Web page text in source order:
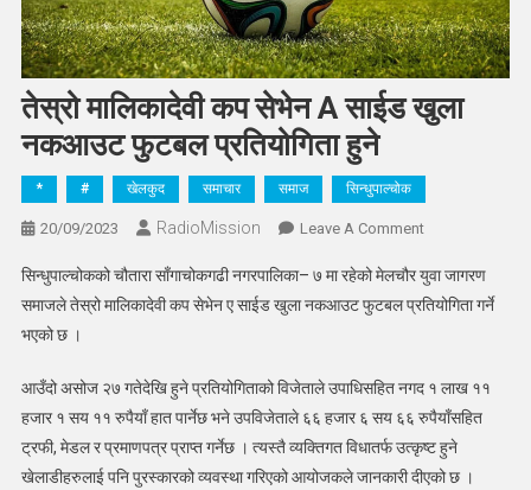
तेस्रो मालिकादेवी कप सेभेन A साईड खुला
नकआउट फुटबल प्रतियोगिता हुने
* # खेलकुद समाचार समाज सिन्धुपाल्चोक
20/09/2023 RadioMission Leave A CommentOn
मालिकादेवी
कप
साईड
खुला
नकआउट
फुटबल
सिन्धुपाल्चोकको चौतारा साँगाचोकगढी नगरपालिका– ७ मा रहेको मेलचौर युवा जागरण
समाजले तेस्रो मालिकादेवी कप सेभेन ए साईड खुला नकआउट फुटबल प्रतियोगिता गर्ने
भएको छ ।
आउँदो असोज २७ गतेदेखि हुने प्रतियोगिताको विजेताले उपाधिसहित नगद १ लाख ११
हजार १ सय ११ रुपैयाँ हात पार्नेछ भने उपविजेताले ६६ हजार ६ सय ६६ रुपैयाँसहित
ट्रफी, मेडल र प्रमाणपत्र प्राप्त गर्नेछ । त्यस्तै व्यक्तिगत विधातर्फ उत्कृष्ट हुने
खेलाडीहरुलाई पनि पुरस्कारको व्यवस्था गरिएको आयोजकले जानकारी दीएको छ ।